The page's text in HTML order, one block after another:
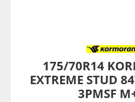
175/70R14
EXTREME STUD
3PMSF